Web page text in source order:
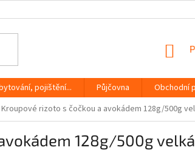
pojištění... Půjčovna Obchodní
Kroupové rizoto s čočkou a avokádem 128g/500g
128g/500g